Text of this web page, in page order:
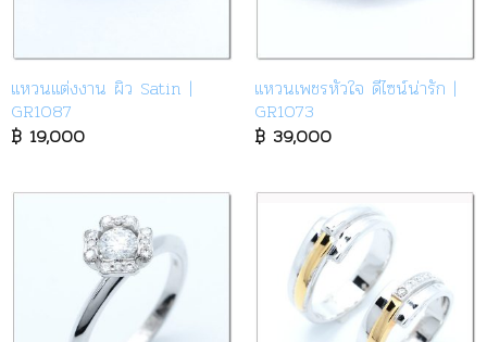
แหวนแต่งงาน ผิว Satin |
GR1087
฿19,000
แหวนเพชรหัวใจ ดีไซน์น่ารัก |
GR1073
฿39,000